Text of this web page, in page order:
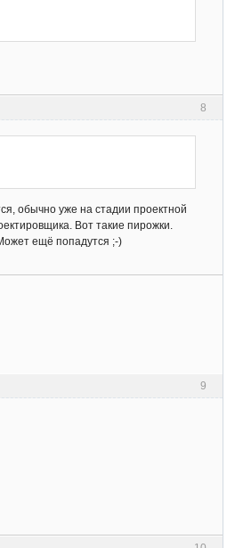
8
обычно уже на стадии проектной
Вот такие пирожки.
ещё попадутся ;-)
9